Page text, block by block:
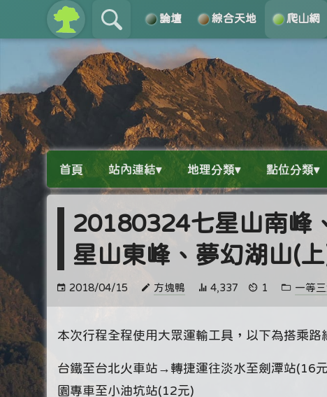
論壇 綜合天地 爬山網
關於 導覽
首頁 站內連結▾ 地理分類▾ 點位分類▾
20180324七星山南峰
星山東峰、夢幻湖山(
2018/04/15 方塊鴨 4,337 1 一等
本次行程全程使用大眾運輸工具，以下為搭乘路
台鐵至台北火車站→轉捷運往淡水至劍潭站(16
園專車至小油坑站(12元)